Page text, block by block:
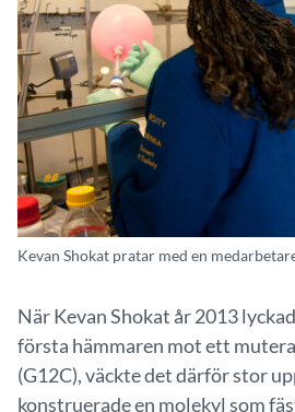
Kevan Shokat pratar med en
När Kevan Shokat år 2013
första hämmaren mot ett
(G12C), väckte det därför stor
konstruerade en molekyl som